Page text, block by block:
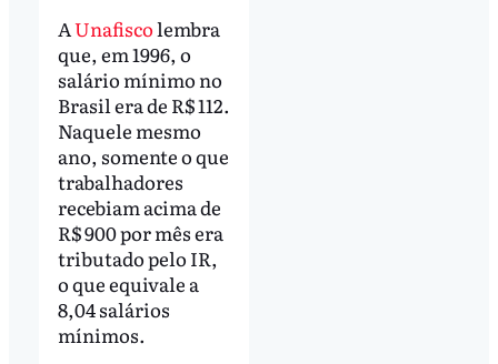
AUnafiscolembra
que, em 1996, o
salário mínimo no
Brasil era de R$ 112.
Naquele mesmo
ano, somente o que
trabalhadores
recebiam acima de
R$ 900 por mês era
tributado pelo IR,
o que equivale a
8,04 salários
mínimos.